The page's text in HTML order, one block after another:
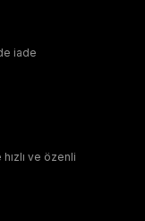
iade
ve özenli